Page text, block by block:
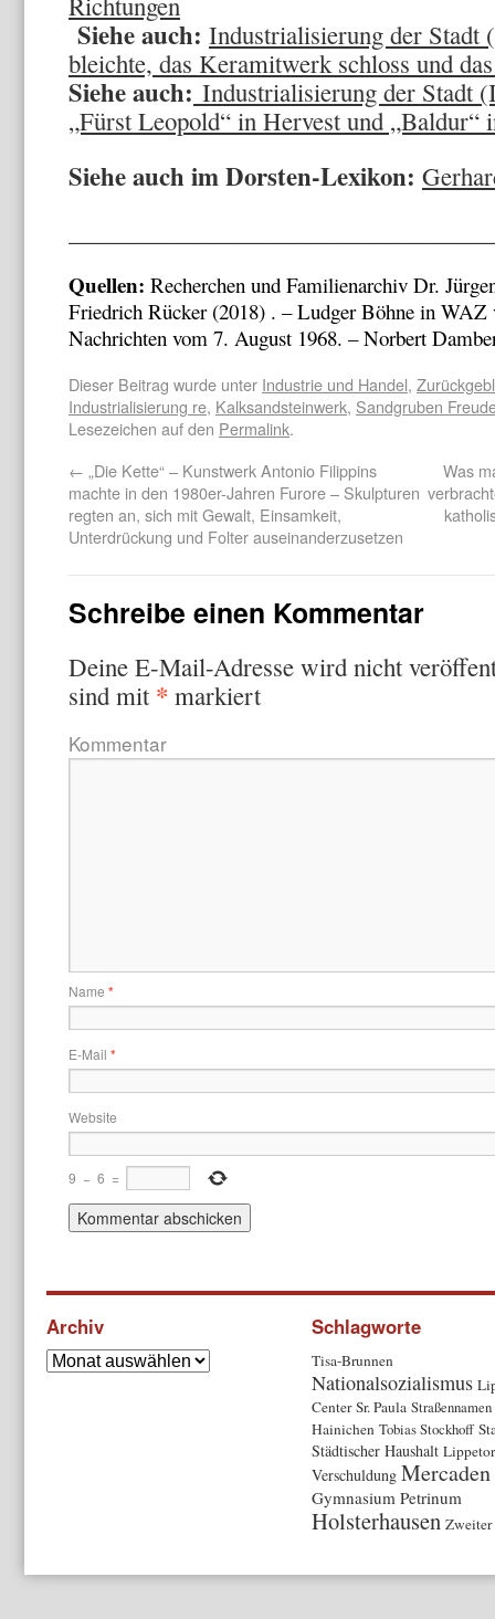
Siehe auch: Industrialisierung der Stadt
bleichte, das Keramitwerk schloss und
Siehe auch: Industrialisierung der Stadt
„Fürst Leopold“ in Hervest und „Baldur“
Siehe auch im Dorsten-Lexikon:
Quellen: Recherchen und Familienarchiv Dr.
Friedrich Rücker (2018) . – Ludger Böhne in WAZ
Nachrichten vom 7. August 1968. – Norbert
Dieser Beitrag wurde unter Industrie und Handel,
Industrialisierung re, Kalksandsteinwerk, Sandgruben
Lesezeichen auf den Permalink.
← „Die Kette“ – Kunstwerk Antonio Filippins
machte in den 1980er-Jahren Furore – Skulpturen
regten an, sich mit Gewalt, Einsamkeit,
Unterdrückung und Folter auseinanderzusetzen
Was
Schreibe einen Kommentar
Deine E-Mail-Adresse wird nicht
sind mit * markiert
Kommentar
Name *
E-Mail *
Website
9 − 6 =
Archiv Schlagworte
Tisa-Brunnen
Nationalsozialismus
Center Sr. Paula Straßennamen
Hainichen Tobias Stockhoff
Städtischer Haushalt Lippetor
Verschuldung Mercaden
Gymnasium Petrinum
Holsterhausen